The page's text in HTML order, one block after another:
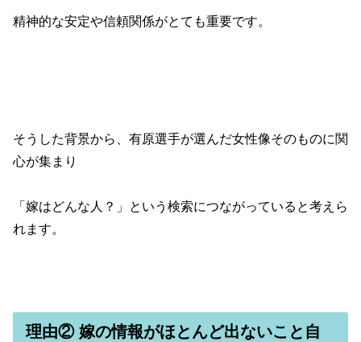
精神的な安定や信頼関係がとても重要です。
そうした背景から、有原選手が選んだ女性像そのものに関
心が集まり
「嫁はどんな人？」という検索につながっていると考えら
れます。
理由② 嫁の情報がほとんど出ないこと自